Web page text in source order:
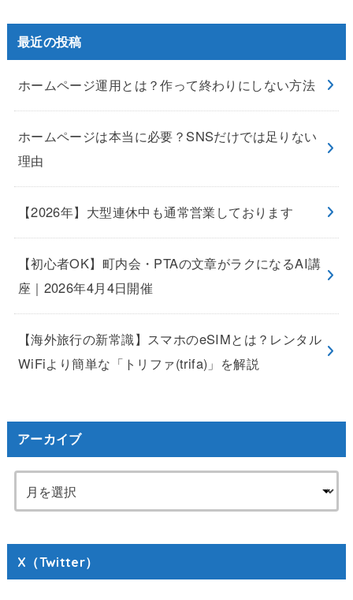
最近の投稿
ホームページ運用とは？作って終わりにしない方法
ホームページは本当に必要？SNSだけでは足りない
理由
【2026年】大型連休中も通常営業しております
【初心者OK】町内会・PTAの文章がラクになるAI講
座｜2026年4月4日開催
【海外旅行の新常識】スマホのeSIMとは？レンタル
WiFiより簡単な「トリファ(trifa)」を解説
アーカイブ
X（Twitter）